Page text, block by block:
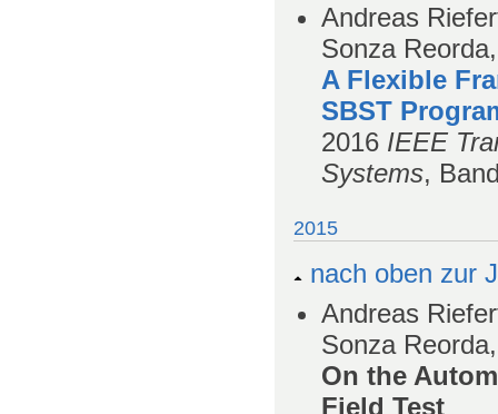
Andreas
Sonza
A Flexible
SBST
2016 IEEE
Systems,
2015
nach oben zur
Andreas
Sonza
On the
Field Test